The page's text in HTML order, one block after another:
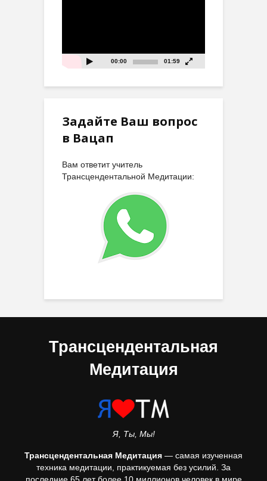
00:00 01:59
Задайте Ваш вопрос
в Вацап
Вам ответит учитель
Трансцендентальной Медитации:
Трансцендентальная
Медитация
Я, Ты, Мы!
Трансцендентальная Медитация — самая изученная
техника медитации, практикуемая без усилий. За
последние 65 лет более 10 миллионов человек в мире